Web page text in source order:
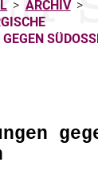
> ARCHIV >